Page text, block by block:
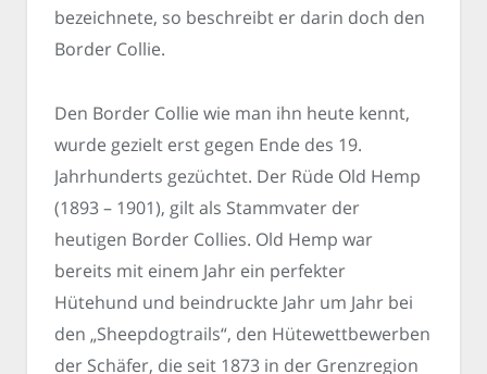
bezeichnete, so beschreibt er darin doch den
Border Collie.
Den Border Collie wie man ihn heute kennt,
wurde gezielt erst gegen Ende des 19.
Jahrhunderts gezüchtet. Der Rüde Old Hemp
(1893 – 1901), gilt als Stammvater der
heutigen Border Collies. Old Hemp war
bereits mit einem Jahr ein perfekter
Hütehund und beindruckte Jahr um Jahr bei
den „Sheepdogtrails“, den Hütewettbewerben
der Schäfer, die seit 1873 in der Grenzregion